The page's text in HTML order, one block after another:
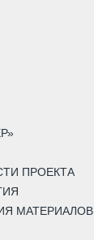
ПРОЕКТА
МАТЕРИАЛОВ